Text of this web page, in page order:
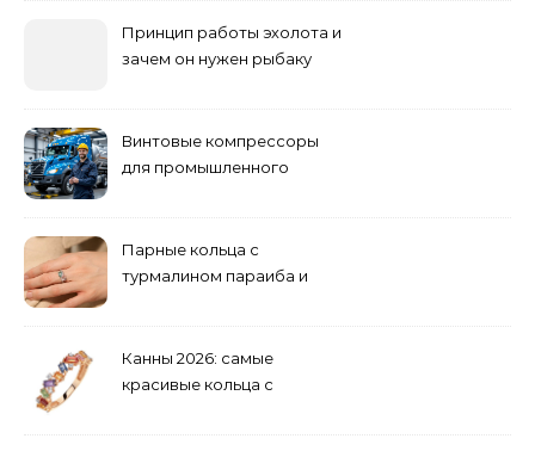
Принцип работы эхолота и
зачем он нужен рыбаку
Винтовые компрессоры
для промышленного
Парные кольца с
турмалином параиба и
Канны 2026: самые
красивые кольца с